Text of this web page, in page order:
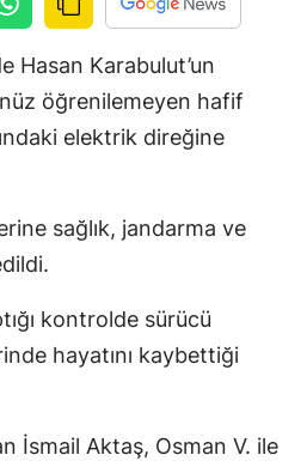
Hasan Karabulut’un
öğrenilemeyen hafif
elektrik direğine
sağlık, jandarma ve
kontrolde sürücü
hayatını kaybettiği
İsmail Aktaş, Osman V. ile